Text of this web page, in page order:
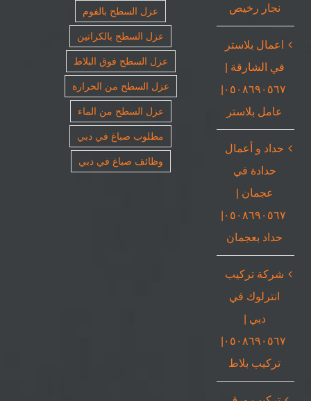
نجار رخيص
اعمال بلاستر
في الشارقة |
٠٥٠٨٦٩٠٥٦٧|
عامل بلاستر
حداد و أعمال
حدادة في
عجمان |
٠٥٠٨٦٩٠٥٦٧|
حداد بعجمان
شركة تركيب
انترلوك في
دبي |
٠٥٠٨٦٩٠٥٦٧|
تركيب بلاط
عزل السطح بالفوم
عزل السطح بالكراتين
عزل السطح فوق البلاط
عزل السطح من الحرارة
عزل السطح من الماء
مطلوب صباغ في دبي
وظائف صباغ في دبي